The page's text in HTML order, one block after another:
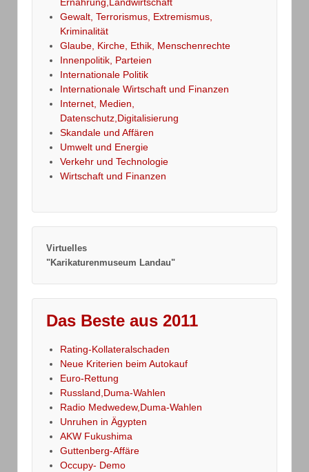
Gewalt, Terrorismus, Extremismus,
Kriminalität
Glaube, Kirche, Ethik, Menschenrechte
Innenpolitik, Parteien
Internationale Politik
Internationale Wirtschaft und Finanzen
Internet, Medien,
Datenschutz,Digitalisierung
Skandale und Affären
Umwelt und Energie
Verkehr und Technologie
Wirtschaft und Finanzen
Virtuelles
"Karikaturenmuseum Landau"
Das Beste aus 2011
Rating-Kollateralschaden
Neue Kriterien beim Autokauf
Euro-Rettung
Russland,Duma-Wahlen
Radio Medwedew,Duma-Wahlen
Unruhen in Ägypten
AKW Fukushima
Guttenberg-Affäre
Occupy- Demo